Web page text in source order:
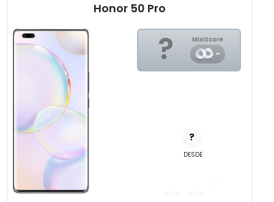
Honor 50 Pro
? MixiScore
-
?
DESDE